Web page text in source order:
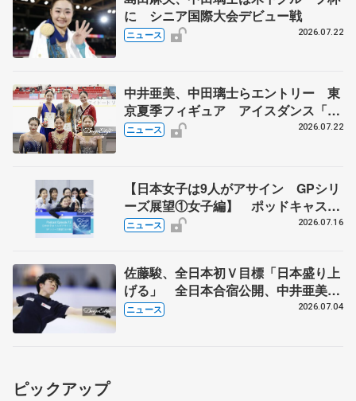
に シニア国際大会デビュー戦
ニュース 2026.07.22
中井亜美、中田璃士らエントリー 東
京夏季フィギュア アイスダンス「か
ほゆう」や矢島榛乃、北村凌大組も
ニュース 2026.07.22
【日本女子は9人がアサイン GPシリ
ーズ展望①女子編】 ポッドキャスト
#72を配信
ニュース 2026.07.16
佐藤駿、全日本初Ｖ目標「日本盛り上
げる」 全日本合宿公開、中井亜美
「表現の幅広げる」 元世界王者のフ
ニュース 2026.07.04
ピックアップ